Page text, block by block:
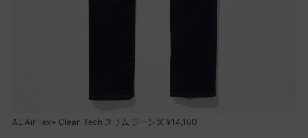
AE AirFlex+ Clean Tech スリム ジーンズ ¥14,100